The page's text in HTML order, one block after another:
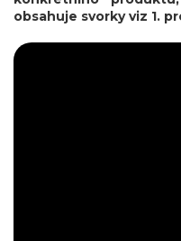
obsahuje svorky viz 1.